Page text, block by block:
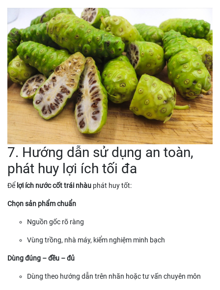
7. Hướng dẫn sử dụng an toàn,
phát huy lợi ích tối đa
Để lợi ích nước cốt trái nhàu phát huy tốt:
Chọn sản phẩm chuẩn
Nguồn gốc rõ ràng
Vùng trồng, nhà máy, kiểm nghiệm minh bạch
Dùng đúng – đều – đủ
Dùng theo hướng dẫn trên nhãn hoặc tư vấn chuyên môn